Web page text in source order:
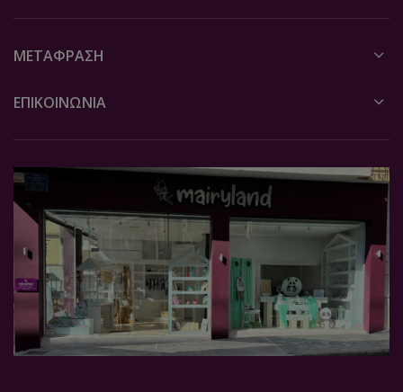
ΜΕΤΆΦΡΑΣΗ
ΕΠΙΚΟΙΝΩΝΙΑ